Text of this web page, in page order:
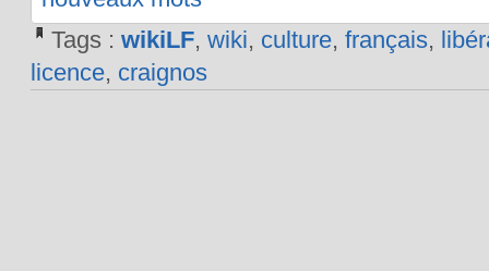
Tags : wikiLF, wiki, culture, français,
licence, craignos